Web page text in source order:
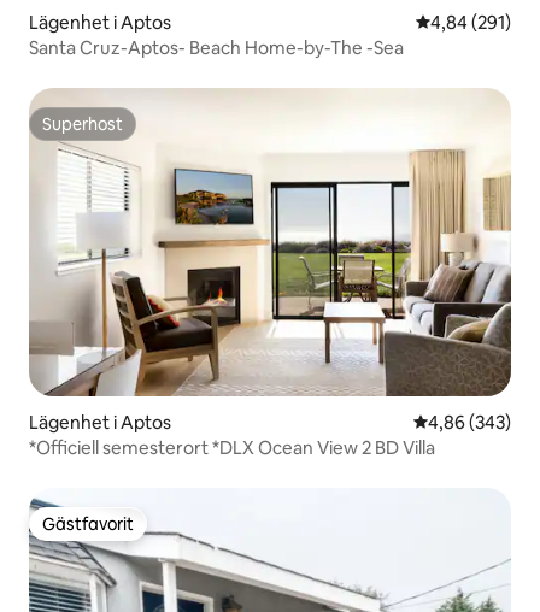
Lägenhet i Aptos 4,84 av 5 i
4,84 (291)
Santa Cruz-Aptos- Beach Home-by-The -Sea
Superhost
Superhost
Lägenhet i Aptos 4,86 av 5 i
4,86 (343)
*Officiell semesterort *DLX Ocean View 2 BD Villa
Gästfavorit
Gästfavorit